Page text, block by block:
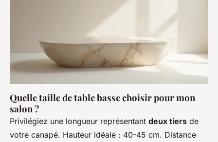
Quelle taille de table basse choisir pour mon
salon ?
Privilégiez une longueur représentant deux tiers de
votre canapé. Hauteur idéale : 40-45 cm. Distance